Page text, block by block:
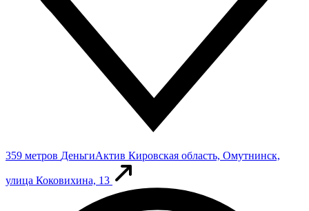
359 метров ДеньгиАктив Кировская область, Омутнинск,
улица Коковихина, 13